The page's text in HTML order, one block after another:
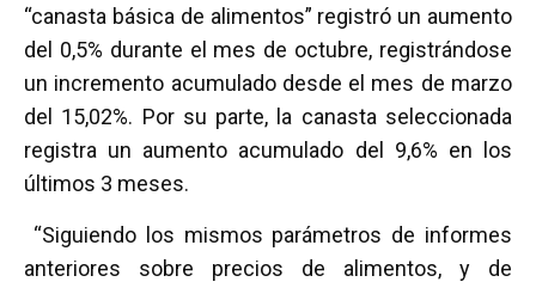
“canasta básica de alimentos” registró un aumento
del 0,5% durante el mes de octubre, registrándose
un incremento acumulado desde el mes de marzo
del 15,02%. Por su parte, la canasta seleccionada
registra un aumento acumulado del 9,6% en los
últimos 3 meses.
“Siguiendo los mismos parámetros de informes
anteriores sobre precios de alimentos, y de